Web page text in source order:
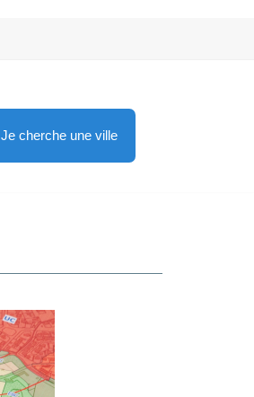
Je cherche une ville